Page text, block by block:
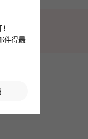
件得最